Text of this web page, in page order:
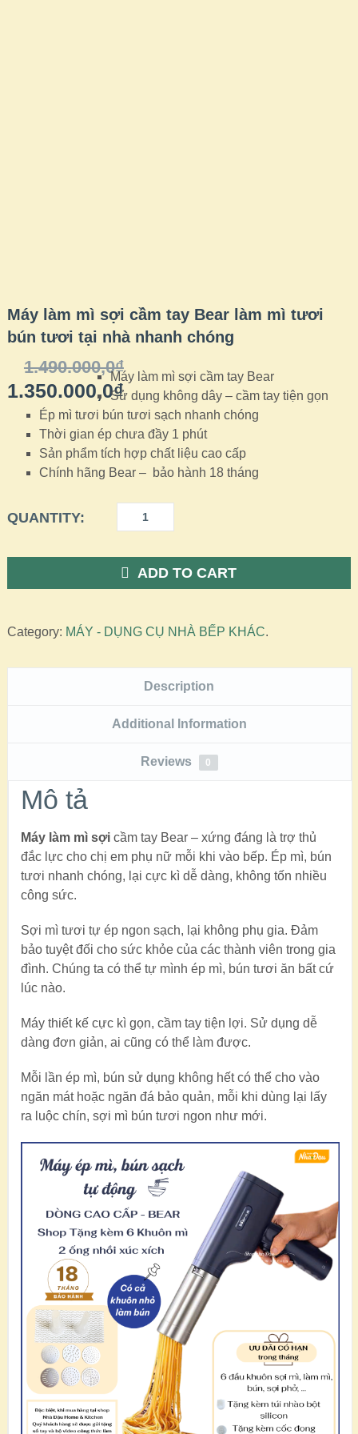
Máy làm mì sợi cầm tay Bear làm mì tươi
bún tươi tại nhà nhanh chóng
1.490.000,0₫
1.350.000,0₫
Máy làm mì sợi cầm tay Bear
Sử dụng không dây – cầm tay tiện gọn
Ép mì tươi bún tươi sạch nhanh chóng
Thời gian ép chưa đầy 1 phút
Sản phẩm tích hợp chất liệu cao cấp
Chính hãng Bear – bảo hành 18 tháng
QUANTITY:
ADD TO CART
Category: MÁY - DỤNG CỤ NHÀ BẾP KHÁC.
Description
Additional Information
Reviews 0
Mô tả
Máy làm mì sợi cầm tay Bear – xứng đáng là trợ thủ
đắc lực cho chị em phụ nữ mỗi khi vào bếp. Ép mì, bún
tươi nhanh chóng, lại cực kì dễ dàng, không tốn nhiều
công sức.
Sợi mì tươi tự ép ngon sạch, lại không phụ gia. Đảm
bảo tuyệt đối cho sức khỏe của các thành viên trong gia
đình. Chúng ta có thể tự mình ép mì, bún tươi ăn bất cứ
lúc nào.
Máy thiết kế cực kì gọn, cầm tay tiện lợi. Sử dụng dễ
dàng đơn giản, ai cũng có thể làm được.
Mỗi lần ép mì, bún sử dụng không hết có thể cho vào
ngăn mát hoặc ngăn đá bảo quản, mỗi khi dùng lại lấy
ra luộc chín, sợi mì bún tươi ngon như mới.